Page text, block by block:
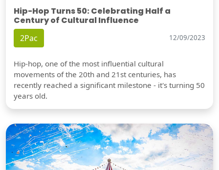
Hip-Hop Turns 50: Celebrating Half a
Century of Cultural Influence
2Pac 12/09/2023
Hip-hop, one of the most influential cultural
movements of the 20th and 21st centuries, has
recently reached a significant milestone - it's turning 50
years old.